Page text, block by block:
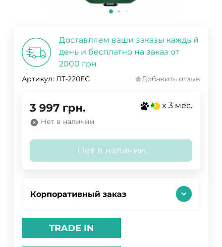
Доставляем ваши заказы каждый
день и бесплатно на заказ от
2000 грн
Артикул: ЛТ-220ЕС Добавить отзыв
3 997 грн. x 3 мес.
Нет в наличии
Нет в наличии
Корпоративный заказ
TRADE IN